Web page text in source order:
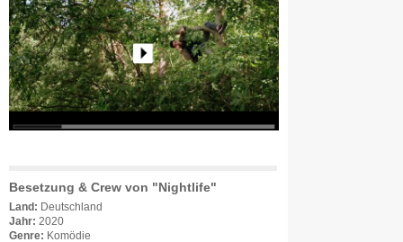
Besetzung & Crew von "Nightlife"
Land: Deutschland
Jahr: 2020
Genre: Komödie